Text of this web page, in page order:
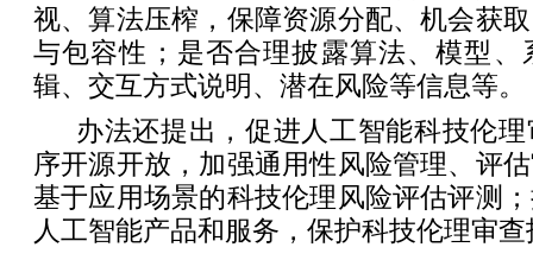
视、算法压榨，保障资源分配、机会获
与包容性；是否合理披露算法、模型、
辑、交互方式说明、潜在风险等信息等。
办法还提出，促进人工智能科技伦
序开源开放，加强通用性风险管理、评
基于应用场景的科技伦理风险评估评测
人工智能产品和服务，保护科技伦理审